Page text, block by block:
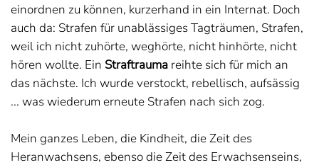
einordnen zu können, kurzerhand in ein Internat. Doch
auch da: Strafen für unablässiges Tagträumen, Strafen,
weil ich nicht zuhörte, weghörte, nicht hinhörte, nicht
hören wollte. Ein Straftrauma reihte sich für mich an
das nächste. Ich wurde verstockt, rebellisch, aufsässig
... was wiederum erneute Strafen nach sich zog.
Mein ganzes Leben, die Kindheit, die Zeit des
Heranwachsens, ebenso die Zeit des Erwachsenseins,